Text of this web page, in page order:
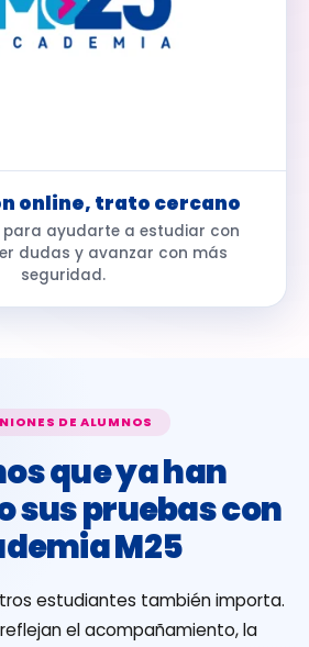
online, trato cercano
para ayudarte a estudiar con
dudas y avanzar con más
seguridad.
DE ALUMNOS
que ya han
sus pruebas con
M25
estudiantes también importa.
el acompañamiento, la